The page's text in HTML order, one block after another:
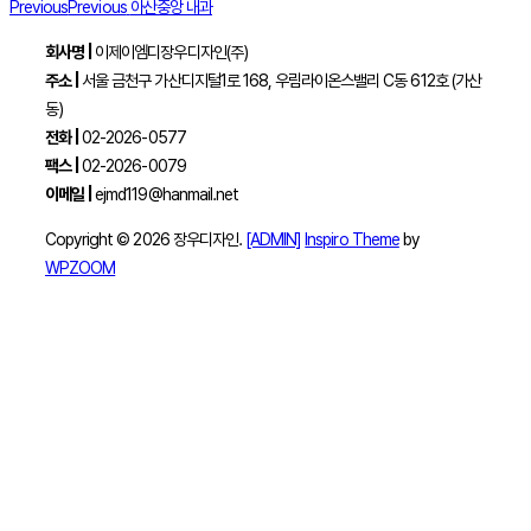
PreviousPrevious 아산중앙 내과
회사명 | 이제이엠디장우디자인(주)
주소 |서울 금천구 가산디지털1로 168, 우림라이온스밸리 C동 612호 (가산
동)
전화 |02-2026-0577
팩스 |02-2026-0079
이메일 |ejmd119@hanmail.net
Copyright © 2026 장우디자인. [ADMIN] Inspiro Themeby
WPZOOM